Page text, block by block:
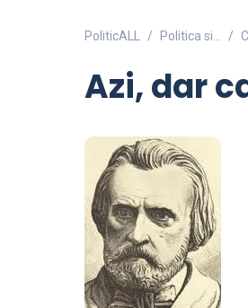
PoliticALL Politica si…
Azi, dar